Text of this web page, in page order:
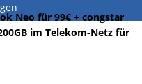
Neo für 99€ + congstar
im Telekom-Netz für